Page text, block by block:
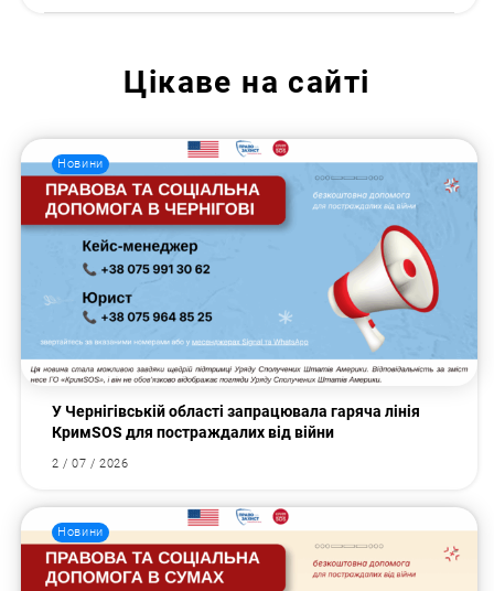
Цікаве на сайті
Новини
У Чернігівській області запрацювала гаряча лінія
КримSOS для постраждалих від війни
2 / 07 / 2026
Новини